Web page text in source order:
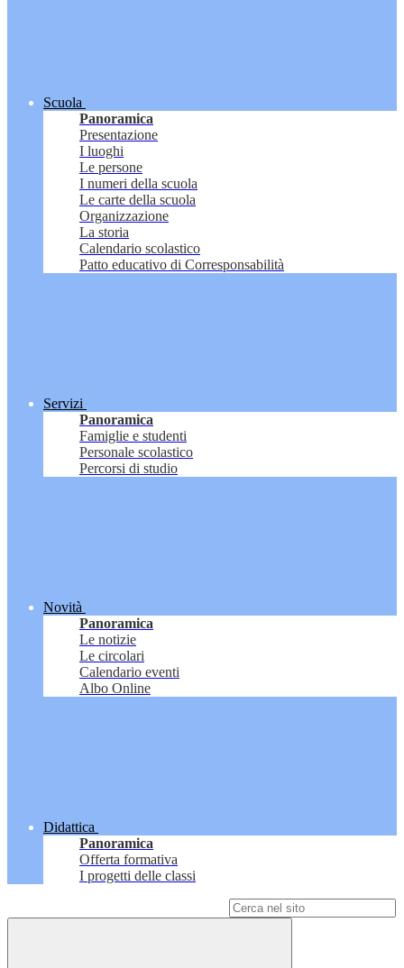
Scuola
Panoramica
Presentazione
I luoghi
Le persone
I numeri della scuola
Le carte della scuola
Organizzazione
La storia
Calendario scolastico
Patto educativo di Corresponsabilità
Servizi
Panoramica
Famiglie e studenti
Personale scolastico
Percorsi di studio
Novità
Panoramica
Le notizie
Le circolari
Calendario eventi
Albo Online
Didattica
Panoramica
Offerta formativa
I progetti delle classi